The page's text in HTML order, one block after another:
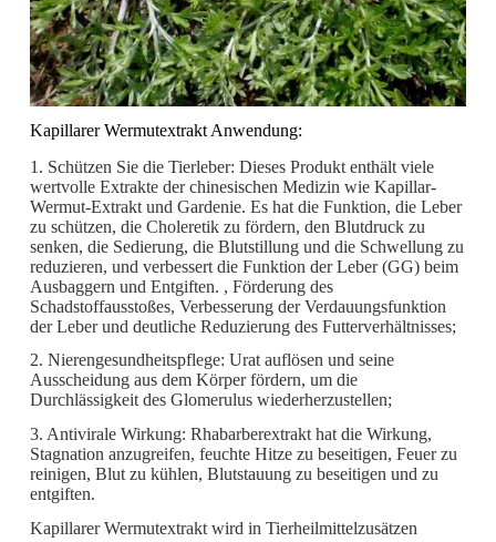
Kapillarer Wermutextrakt Anwendung:
1. Schützen Sie die Tierleber: Dieses Produkt enthält viele
wertvolle Extrakte der chinesischen Medizin wie Kapillar-
Wermut-Extrakt und Gardenie. Es hat die Funktion, die Leber
zu schützen, die Choleretik zu fördern, den Blutdruck zu
senken, die Sedierung, die Blutstillung und die Schwellung zu
reduzieren, und verbessert die Funktion der Leber (GG) beim
Ausbaggern und Entgiften. , Förderung des
Schadstoffausstoßes, Verbesserung der Verdauungsfunktion
der Leber und deutliche Reduzierung des Futterverhältnisses;
2. Nierengesundheitspflege: Urat auflösen und seine
Ausscheidung aus dem Körper fördern, um die
Durchlässigkeit des Glomerulus wiederherzustellen;
3. Antivirale Wirkung: Rhabarberextrakt hat die Wirkung,
Stagnation anzugreifen, feuchte Hitze zu beseitigen, Feuer zu
reinigen, Blut zu kühlen, Blutstauung zu beseitigen und zu
entgiften.
Kapillarer Wermutextrakt wird in Tierheilmittelzusätzen